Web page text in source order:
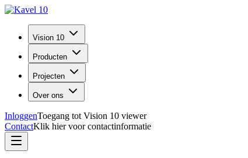
Vision 10
Producten
Projecten
Over ons
InloggenToegang tot Vision 10 viewer
ContactKlik hier voor contactinformatie